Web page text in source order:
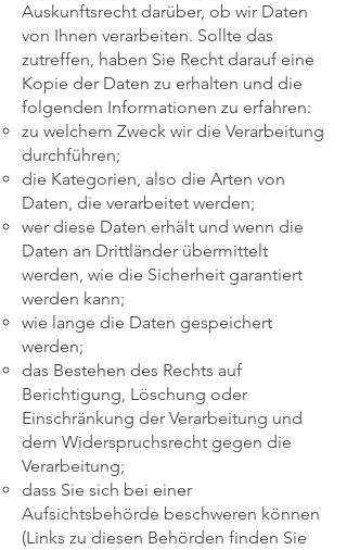
Auskunftsrecht darüber, ob wir Daten
von Ihnen verarbeiten. Sollte das
zutreffen, haben Sie Recht darauf eine
Kopie der Daten zu erhalten und die
folgenden Informationen zu erfahren:
zu welchem Zweck wir die Verarbeitung
durchführen;
die Kategorien, also die Arten von
Daten, die verarbeitet werden;
wer diese Daten erhält und wenn die
Daten an Drittländer übermittelt
werden, wie die Sicherheit garantiert
werden kann;
wie lange die Daten gespeichert
werden;
das Bestehen des Rechts auf
Berichtigung, Löschung oder
Einschränkung der Verarbeitung und
dem Widerspruchsrecht gegen die
Verarbeitung;
dass Sie sich bei einer
Aufsichtsbehörde beschweren können
(Links zu diesen Behörden finden Sie